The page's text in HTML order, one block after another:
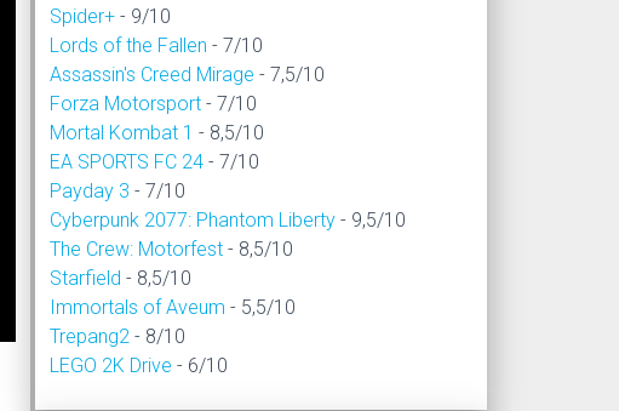
Spider+ - 9/10
Lords of the Fallen - 7/10
Assassin's Creed Mirage - 7,5/10
Forza Motorsport - 7/10
Mortal Kombat 1 - 8,5/10
EA SPORTS FC 24 - 7/10
Payday 3 - 7/10
Cyberpunk 2077: Phantom Liberty - 9,5/10
The Crew: Motorfest - 8,5/10
Starfield - 8,5/10
Immortals of Aveum - 5,5/10
Trepang2 - 8/10
LEGO 2K Drive - 6/10